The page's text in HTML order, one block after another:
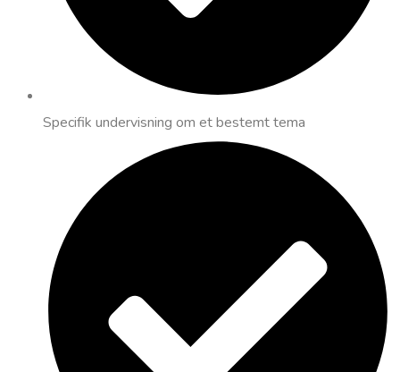
Specifik undervisning om et bestemt tema